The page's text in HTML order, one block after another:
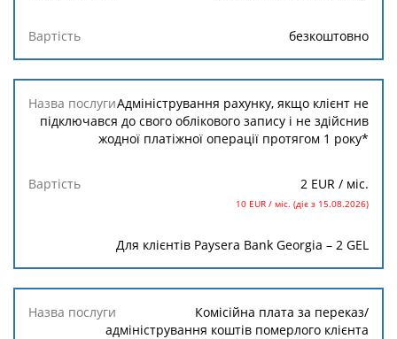
безкоштовно
Адміністрування рахунку, якщо клієнт не
підключався до свого облікового запису і не здійснив
жодної платіжної операції протягом 1 року*
2 EUR / міс.
10 EUR / міс. (діє з 15.08.2026)
Для клієнтів Paysera Bank Georgia – 2 GEL
Комісійна плата за переказ/
адміністрування коштів померлого клієнта